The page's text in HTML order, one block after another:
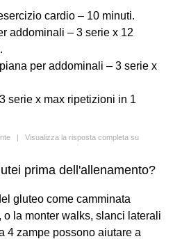
cardio – 10 minuti.
addominali – 3 serie x 12
per addominali – 3 serie x
serie x max ripetizioni in 1
| Visualizza la risposta completa su
prima dell'allenamento?
gluteo come camminata
o la monter walks, slanci laterali
4 zampe possono aiutare a